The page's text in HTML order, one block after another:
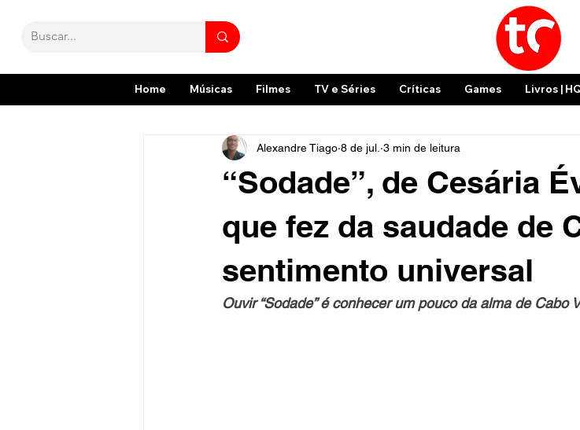
Home Músicas Filmes TV e Séries Críticas Games Livros |
“Sodade”, de Cesária
que fez da saudade de
sentimento universal
Alexandre Tiago 8 de jul. 3 min de leitura
Ouvir “Sodade” é conhecer um pouco da alma de Cabo